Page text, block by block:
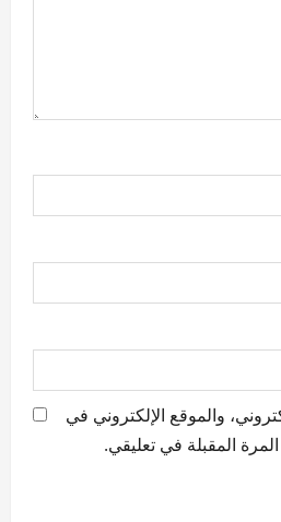
والموقع الإلكتروني في
المقبلة في تعليقي.